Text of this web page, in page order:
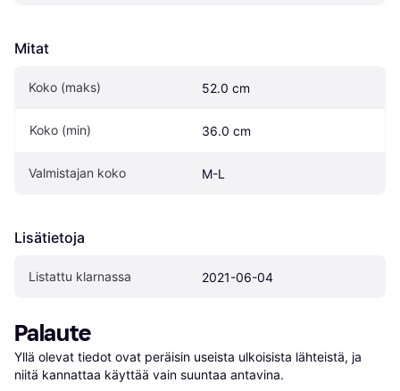
Mitat
Koko (maks) 52.0 cm
Koko (min) 36.0 cm
Valmistajan koko M-L
Lisätietoja
Listattu klarnassa 2021-06-04
Palaute
Yllä olevat tiedot ovat peräisin useista ulkoisista lähteistä, ja
niitä kannattaa käyttää vain suuntaa antavina.